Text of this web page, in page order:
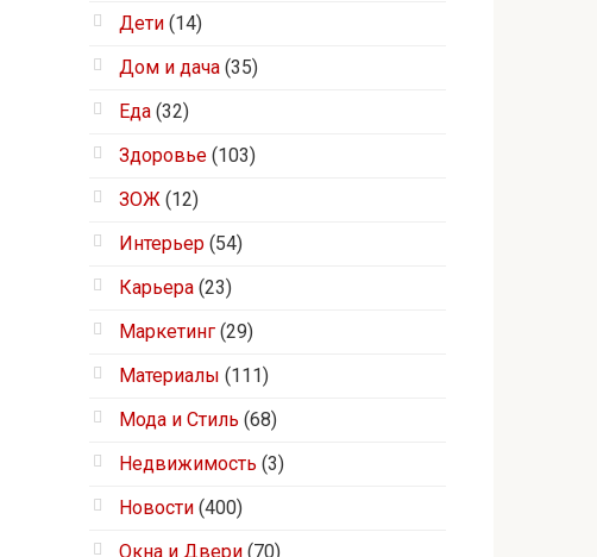
Дети (14)
Дом и дача (35)
Еда (32)
Здоровье (103)
ЗОЖ (12)
Интерьер (54)
Карьера (23)
Маркетинг (29)
Материалы (111)
Мода и Стиль (68)
Недвижимость (3)
Новости (400)
Окна и Двери (70)